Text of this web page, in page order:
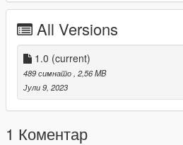
All Versions
1.0 (current)
489 симнато , 2,56 MB
Јули 9, 2023
1 Коментар